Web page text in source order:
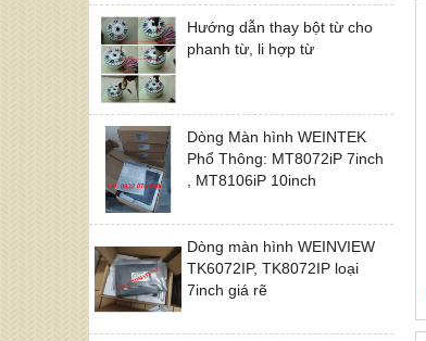
Hướng dẫn thay bột từ cho
phanh từ, li hợp từ
Dòng Màn hình WEINTEK
Phổ Thông: MT8072iP 7inch
, MT8106iP 10inch
Dòng màn hình WEINVIEW
TK6072IP, TK8072IP loại
7inch giá rẽ